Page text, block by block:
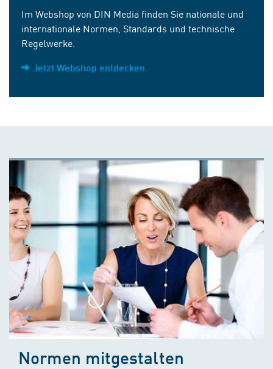
Im Webshop von DIN Media finden Sie nationale und
internationale Normen, Standards und technische
Regelwerke.
Jetzt Webshop entdecken
Normen mitgestalten